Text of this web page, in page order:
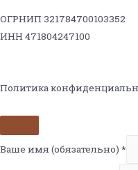
ОГРНИП 321784700103352
ИНН 471804247100
Политика
Ваше имя (обязательно) *